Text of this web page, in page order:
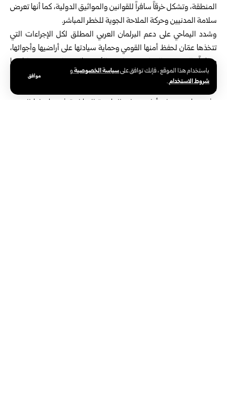
باستخدام هذا الموقع ، فإنك توافق علىسياسة الخصوصيةو
شروط الاستخدام.
موافق
المنطقة، وتشكل خرقاً سافراً للقوانين والمواثيق الدولية، كما أنها تعرض
سلامة المدنيين وحركة الملاحة الجوية للخطر المباشر.
وشدد اليماحي على دعم البرلمان العربي المطلق لكل الإجراءات التي
تتخذها عمّان لحفظ أمنها القومي وحماية سيادتها على أراضيها وأجوائها،
مطالباً المجتمع الدولي ومجلس الأمن بالاضطلاع بمسؤولياتهما
،والتدخل الفوري لوقف هذه الانتهاكات التي تتنافى مع مبادئ حسن
الجوار وميثاق الأمم المتحدة، وضرورة تجنيب المنطقة مزيداً من التوتر.
وفي سياق متصل، أدانت وزارة الخارجية الإماراتية في بيان لها الهجوم